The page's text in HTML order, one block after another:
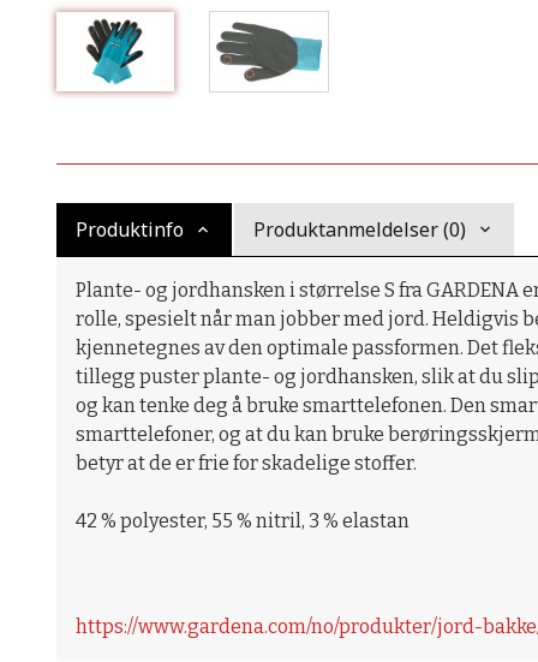
Produktinfo Produktanmeldelser (0)
Plante- og jordhansken i størrelse S fra
rolle, spesielt når man jobber med jord. Heldigvis
kjennetegnes av den optimale passformen. Det
tillegg puster plante- og jordhansken, slik at du
og kan tenke deg å bruke smarttelefonen. Den
smarttelefoner, og at du kan bruke
betyr at de er frie for skadelige stoffer.
42 % polyester, 55 % nitril, 3 % elastan
https://www.gardena.com/no/produkter/jord-